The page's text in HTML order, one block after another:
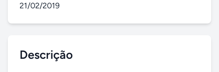
21/02/2019
Descrição